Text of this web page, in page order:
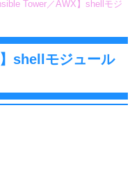
Tower／AWX】shellモジ
shellモジュール